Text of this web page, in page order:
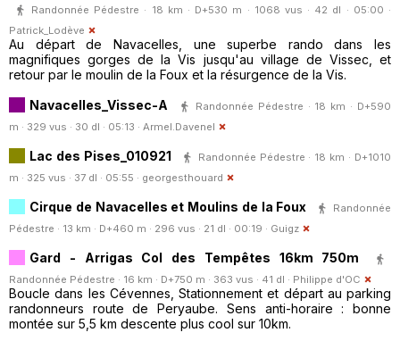
Randonnée Pédestre · 18 km · D+530 m · 1068 vus · 42 dl · 05:00 ·
Patrick_Lodève
Au départ de Navacelles, une superbe rando dans les
magnifiques gorges de la Vis jusqu'au village de Vissec, et
retour par le moulin de la Foux et la résurgence de la Vis.
Navacelles_Vissec-A
Randonnée Pédestre · 18 km · D+590
m · 329 vus · 30 dl · 05:13 · Armel.Davenel
Lac des Pises_010921
Randonnée Pédestre · 18 km · D+1010
m · 325 vus · 37 dl · 05:55 · georgesthouard
Cirque de Navacelles et Moulins de la Foux
Randonnée
Pédestre · 13 km · D+460 m · 296 vus · 21 dl · 00:19 · Guigz
Gard - Arrigas Col des Tempêtes 16km 750m
Randonnée Pédestre · 16 km · D+750 m · 363 vus · 41 dl · Philippe d'OC
Boucle dans les Cévennes, Stationnement et départ au parking
randonneurs route de Peryaube. Sens anti-horaire : bonne
montée sur 5,5 km descente plus cool sur 10km.